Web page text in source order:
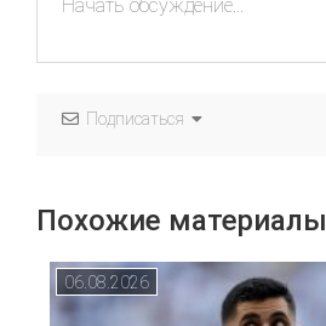
Подписаться
Похожие материалы
06.08.2026